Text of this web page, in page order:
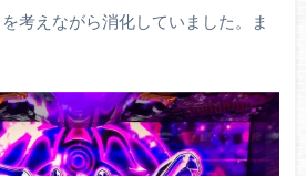
考えながら消化していました。ま